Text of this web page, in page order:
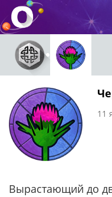
11
Вырастающий до